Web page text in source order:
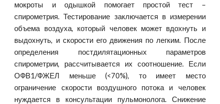
мокроты и одышкой помогает простой тест –
спирометрия. Тестирование заключается в измерении
объема воздуха, который человек может вдохнуть и
выдохнуть, и скорости его движения по легким. После
определения постдилятационных параметров
спирометрии, рассчитывается их соотношение. Если
ОФВ1/ФЖЕЛ меньше (<70%), то имеет место
ограничение скорости воздушного потока и человек
нуждается в консультации пульмонолога. Снижение